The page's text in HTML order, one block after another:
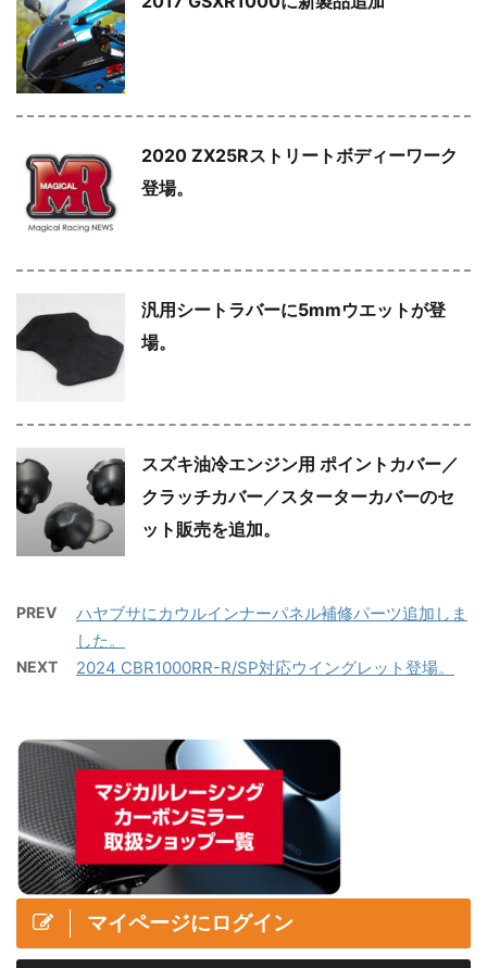
2020 ZX25Rストリートボディーワーク
登場。
汎用シートラバーに5mmウエットが登
場。
スズキ油冷エンジン用 ポイントカバー／
クラッチカバー／スターターカバーのセ
ット販売を追加。
PREV
ハヤブサにカウルインナーパネル補修パーツ追加しま
した。
NEXT 2024 CBR1000RR-R/SP対応ウイングレット登場。
マイページにログイン